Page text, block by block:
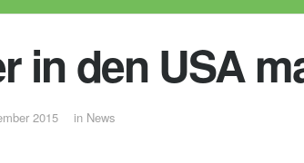
in den USA
2015 in News